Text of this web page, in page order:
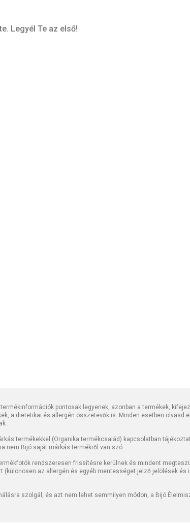
Legyél Te az első!
pontosak legyenek, azonban a termékek,
a dietetikai és allergén összetevők is. Minden esetben
termékekkel (Organika termékcsalád) kapcsolatban
nem Bijó saját márkás termékről van szó.
rendszeresen frissítésre kerülnek és mindent
az allergén és egyéb mentességet jelző jelölések
szolgál, és azt nem lehet semmilyen módon, a Bijó